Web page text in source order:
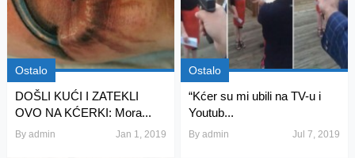
Ostalo
DOŠLI KUĆI I ZATEKLI
OVO NA KĆERKI: Mora...
By admin Jan 1, 2019
Ostalo
“Kćer su mi ubili na TV-u i
Youtub...
Byadmin Jul 7, 2019